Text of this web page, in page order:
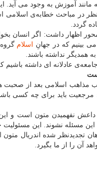
آموزش به وجود می آید.
در مباحث خطابه‌ی
گردد.
اظهار داشت: اگر انسان
بینیم كه در جهانِ
اسلام
همدیگر نداشته باشند.
عادلانه ای داشته
مذاهب اسلامی بعد از
مرجعیت باید برای چه كسی
نفهمیدن متون است و
این مسئله نشوند. این
تجدیدنظر شده اندریال
آن را از ما بگیرد.